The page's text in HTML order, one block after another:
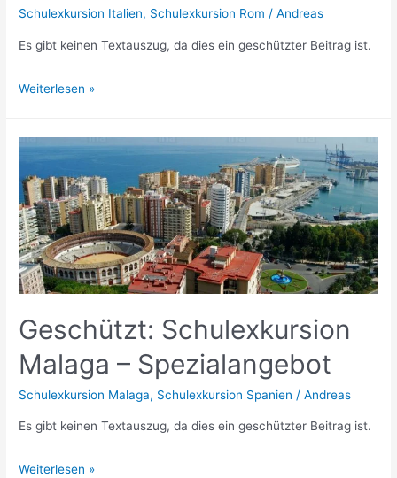
Schulexkursion Italien, Schulexkursion Rom /Andreas
Es gibt keinen Textauszug, da dies ein geschützter Beitrag ist.
Geschützt:
Spezialangebot
25+2
(Jugendherberge)
Weiterlesen »
Geschützt: Schulexkursion
Malaga – Spezialangebot
Schulexkursion Malaga, Schulexkursion Spanien /Andreas
Es gibt keinen Textauszug, da dies ein geschützter Beitrag ist.
Geschützt:
Weiterlesen »